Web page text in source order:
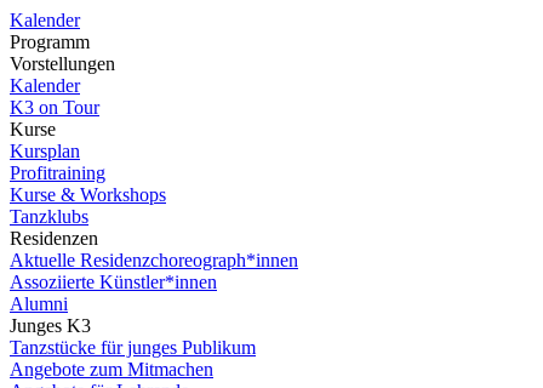
Kalender
Programm
Vorstellungen
Kalender
K3 on Tour
Kurse
Kursplan
Profitraining
Kurse & Workshops
Tanzklubs
Residenzen
Aktuelle Residenzchoreograph*innen
Assoziierte Künstler*innen
Alumni
Junges K3
Tanzstücke für junges Publikum
Angebote zum Mitmachen